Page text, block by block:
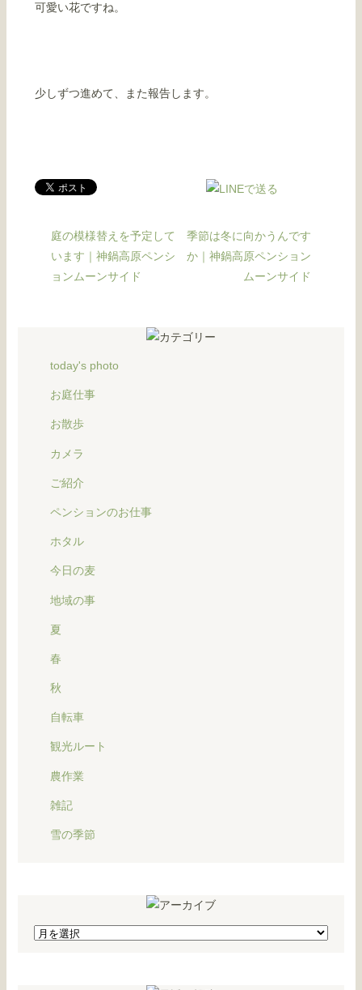
可愛い花ですね。
少しずつ進めて、また報告します。
庭の模様替えを予定して
います｜神鍋高原ペンシ
ョンムーンサイド
季節は冬に向かうんです
か｜神鍋高原ペンション
ムーンサイド
today's photo
お庭仕事
お散歩
カメラ
ご紹介
ペンションのお仕事
ホタル
今日の麦
地域の事
夏
春
秋
自転車
観光ルート
農作業
雑記
雪の季節